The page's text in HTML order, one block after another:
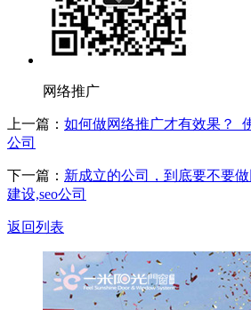
网络推广
上一篇： 如何做网络推广才有效果？_
公司
下一篇： 新成立的公司，到底要不要
建设,seo公司
返回列表